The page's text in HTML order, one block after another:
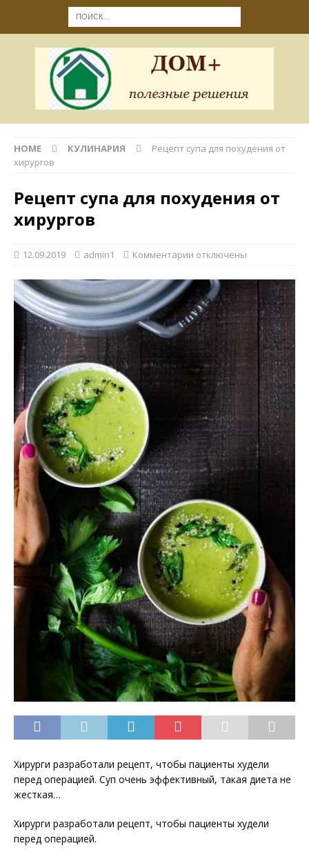
HOME КУЛИНАРИЯ
Рецепт супа для похудения от
хирургов
Рецепт супа для похудения от
хирургов
12.09.2019 admin1 Комментарии отключены
Хирурги разработали рецепт, чтобы пациенты худели
перед операцией. Суп очень эффективный, такая диета не
жесткая…
Хирурги разработали рецепт, чтобы пациенты худели
перед операцией.